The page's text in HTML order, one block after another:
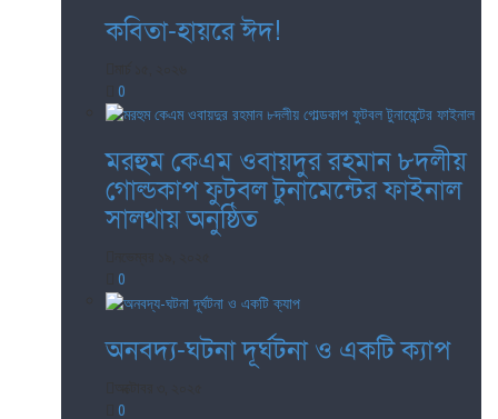
কবিতা-হায়রে ঈদ!
0
মরহুম কেএম ওবায়দুর রহমান ৮দলীয়
গোল্ডকাপ ফুটবল টুনামেন্টের ফাইনাল
সালথায় অনুষ্ঠিত
0
অনবদ্য-ঘটনা দূর্ঘটনা ও একটি ক্যাপ
0